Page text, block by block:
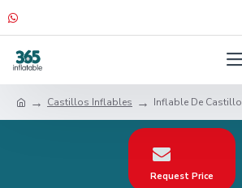
Castillos Inflables Inflable De Castillo
Request Price